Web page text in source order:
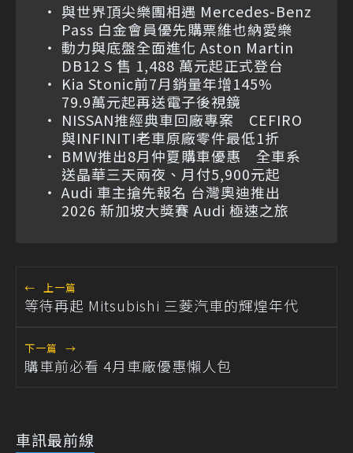
與世界頂尖樂團相遇 Mercedes-Benz
Pass 白金會員優先購票維也納愛樂
動力與底盤全面進化 Aston Martin
DB12 S 售 1,488 萬元起正式登台
Kia Stonic前7月銷量年增145%
79.9萬元起再送電子後視鏡
NISSAN推經典車回廠專案 CEFIRO
與INFINITI老車原廠零件最低1折
BMW推出8月仲夏購車優惠 全車系
送晶華三天兩夜、月付5,900元起
Audi 車主搶先報名 台灣奧迪推出
2026 新加坡大獎賽 Audi 極速之旅
← 上一篇
等待再起 Mitsubishi 三菱汽車的輝煌年代
下一篇 →
購車前必看 4月車廠優惠懶人包
車訊最前線